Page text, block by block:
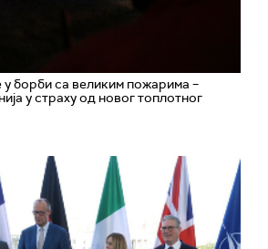
борби са великим пожарима –
у страху од новог топлотног